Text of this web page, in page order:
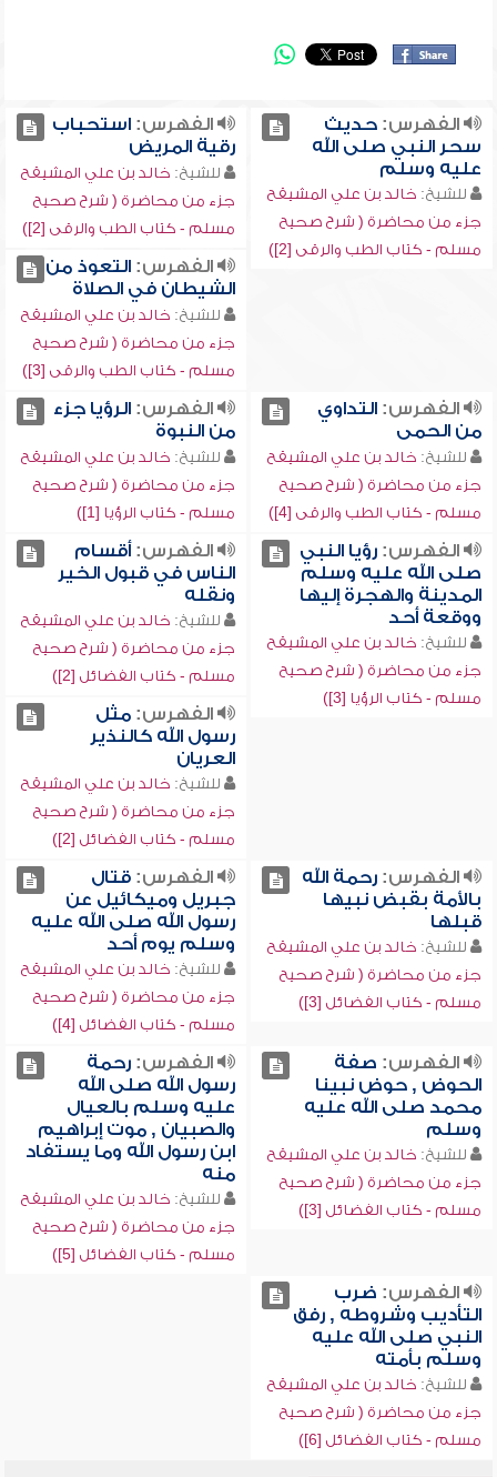
الفهرس:حديث
سحر النبي صلى الله
عليه وسلم
للشيخ: خالد بن علي المشيقح
جزء من محاضرة ( شرح صحيح
مسلم - كتاب الطب والرقى [2])
الفهرس:استحباب
رقية المريض
للشيخ: خالد بن علي المشيقح
جزء من محاضرة ( شرح صحيح
مسلم - كتاب الطب والرقى [2])
الفهرس:التعوذ من
الشيطان في الصلاة
للشيخ: خالد بن علي المشيقح
جزء من محاضرة ( شرح صحيح
مسلم - كتاب الطب والرقى [3])
الفهرس:التداوي
من الحمى
للشيخ: خالد بن علي المشيقح
جزء من محاضرة ( شرح صحيح
مسلم - كتاب الطب والرقى [4])
الفهرس:الرؤيا جزء
من النبوة
للشيخ: خالد بن علي المشيقح
جزء من محاضرة ( شرح صحيح
مسلم - كتاب الرؤيا [1])
الفهرس:رؤيا النبي
صلى الله عليه وسلم
المدينة والهجرة إليها
ووقعة أحد
للشيخ: خالد بن علي المشيقح
جزء من محاضرة ( شرح صحيح
مسلم - كتاب الرؤيا [3])
الفهرس:أقسام
الناس في قبول الخير
ونقله
للشيخ: خالد بن علي المشيقح
جزء من محاضرة ( شرح صحيح
مسلم - كتاب الفضائل [2])
الفهرس:مثل
رسول الله كالنذير
العريان
للشيخ: خالد بن علي المشيقح
جزء من محاضرة ( شرح صحيح
مسلم - كتاب الفضائل [2])
الفهرس:رحمة الله
بالأمة بقبض نبيها
قبلها
للشيخ: خالد بن علي المشيقح
جزء من محاضرة ( شرح صحيح
مسلم - كتاب الفضائل [3])
الفهرس:قتال
جبريل وميكائيل عن
رسول الله صلى الله عليه
وسلم يوم أحد
للشيخ: خالد بن علي المشيقح
جزء من محاضرة ( شرح صحيح
مسلم - كتاب الفضائل [4])
الفهرس: صفة
الحوض , حوض نبينا
محمد صلى الله عليه
وسلم
للشيخ: خالد بن علي المشيقح
جزء من محاضرة ( شرح صحيح
مسلم - كتاب الفضائل [3])
الفهرس:رحمة
رسول الله صلى الله
عليه وسلم بالعيال
والصبيان , موت إبراهيم
ابن رسول الله وما يستفاد
منه
للشيخ: خالد بن علي المشيقح
جزء من محاضرة ( شرح صحيح
مسلم - كتاب الفضائل [5])
الفهرس: ضرب
التأديب وشروطه , رفق
النبي صلى الله عليه
وسلم بأمته
للشيخ: خالد بن علي المشيقح
جزء من محاضرة ( شرح صحيح
مسلم - كتاب الفضائل [6])